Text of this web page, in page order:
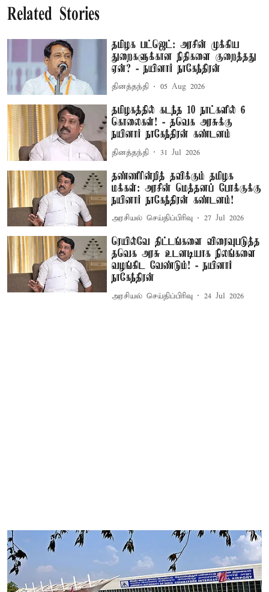
Related Stories
தமிழக பட்ஜெட்: அரசின் முக்கிய
துறைகளுக்கான நிதிகளை குறைத்தது
ஏன்? - நயினார் நாகேந்திரன்
தினத்தந்தி 05 Aug 2026
தமிழகத்தில் கடந்த 10 நாட்களில் 6
கொலைகள்! - தவெக அரசுக்கு
நயினார் நாகேந்திரன் கண்டனம்
தினத்தந்தி 31 Jul 2026
தண்ணீரின்றித் தவிக்கும் தமிழக
மக்கள்: அரசின் மெத்தனப் போக்குக்கு
நயினார் நாகேந்திரன் கண்டனம்!
அரசியல் செய்திப்பிரிவு 27 Jul 2026
ரெயில்வே திட்டங்களை விரைவுபடுத்த
தவெக அரசு உடனடியாக நிலங்களை
வழங்கிட வேண்டும்! - நயினார்
நாகேந்திரன்
அரசியல் செய்திப்பிரிவு 24 Jul 2026